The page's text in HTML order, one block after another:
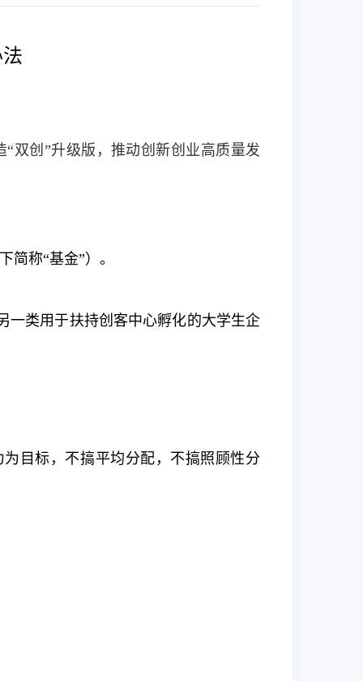
双创”升级版，推动创新创业高质量发
简称“基金”）。
一类用于扶持创客中心孵化的大学生企
目标，不搞平均分配，不搞照顾性分